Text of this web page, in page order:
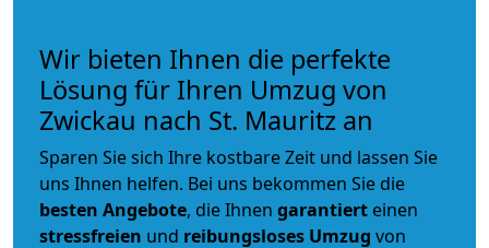
Wir bieten Ihnen die perfekte
Lösung für Ihren Umzug von
Zwickau nach St. Mauritz an
Sparen Sie sich Ihre kostbare Zeit und lassen Sie
uns Ihnen helfen. Bei uns bekommen Sie die
besten Angebote, die Ihnen garantiert einen
stressfreien und reibungsloses Umzug von